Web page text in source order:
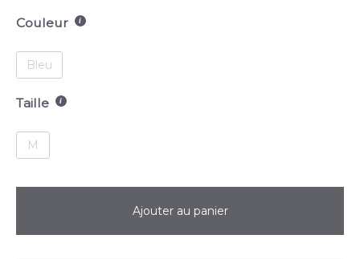
Couleur
Bleu
Taille
M
Ajouter au panier